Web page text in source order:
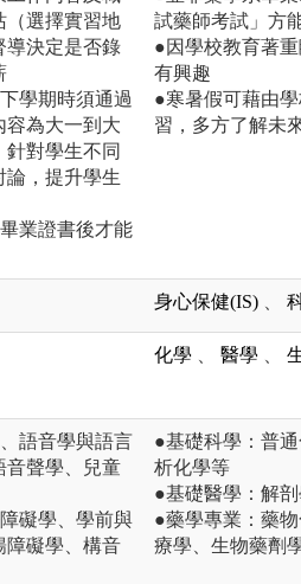
（選擇實習地
導決定是否錄
學期時須通過
容為大一到大
對學生不同
論，提升學生
業證書後才能
試藥師考試」方
●因學校教育著
有興趣
●寒暑假可藉由
習，多方了解未
身心保健(IS)
化學 醫學
語音學與語言
音聲學、兒童
礙學、學前與
障礙學、構音
●基礎科學：普
析化學等
●基礎醫學：解
●藥學專業：藥
療學、生物藥劑